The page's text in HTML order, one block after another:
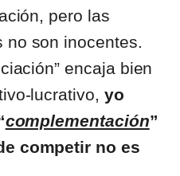
pero las
no son inocentes.
encaja bien
lucrativo, yo
complementación”
competir no es